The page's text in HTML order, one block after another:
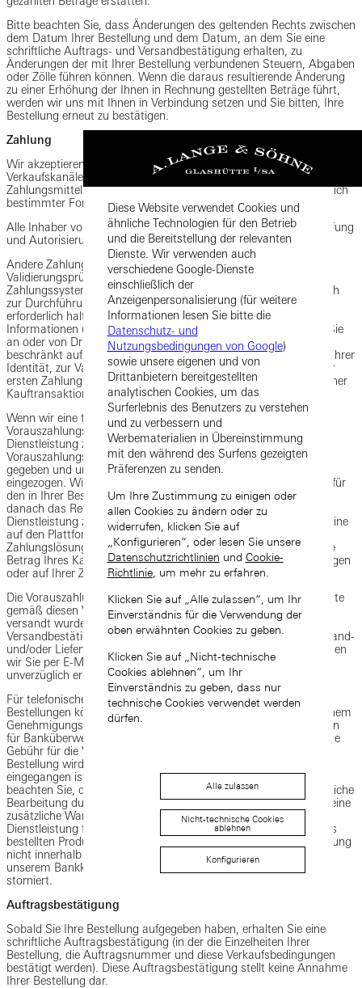
Bitte beachten Sie, dass Änderungen des geltenden Rechts zwischen
dem Datum Ihrer Bestellung und dem Datum, an dem Sie eine
schriftliche Auftrags- und Versandbestätigung erhalten, zu
Änderungen der mit Ihrer Bestellung verbundenen Steuern, Abgaben
oder Zölle führen können. Wenn die daraus resultierende Änderung
zu einer Erhöhung der Ihnen in Rechnung gestellten Beträge führt,
werden wir uns mit Ihnen in Verbindung setzen und Sie bitten, Ihre
Bestellung erneut zu bestätigen.
Zahlung
Wir akzeptieren die im Rahmen des Bestellvorgangs über die
Verkaufskanäle angegebenen Zahlungsarten. Je nach
Zahlungsmittel können wir zusätzliche Informationen, einschließlich
bestimmter Formen der Identifizierung, verlangen.
Alle Inhaber von Zahlungskarten unterliegen der Validierungsprüfung
und Autorisierung durch den Kartenaussteller.
Andere Zahlungsmethoden können ebenfalls einer
Validierungsprüfung und Autorisierung durch die Anbieter von
Zahlungssystemen unterliegen. Sie ermächtigen uns ausdrücklich
zur Durchführung von Sicherheitsprüfungen, wenn wir dies für
erforderlich halten, zur Übermittlung oder zum Erhalt von
Informationen (einschließlich aktualisierter Informationen) über Sie
an oder von Dritten von Zeit zu Zeit, einschließlich, aber nicht
beschränkt auf Ihre Zahlungskartendaten, zur Authentifizierung Ihrer
Identität, zur Validierung Ihrer Zahlungskarte, zur Einholung einer
ersten Zahlungskartenautorisierung und zur Autorisierung einzelner
Kauftransaktionen.
Wenn wir eine teilweise oder vollständige Vorauszahlung als
Vorauszahlungsmethode anbieten, um ein Produkt oder eine
Dienstleistung zu reservieren oder vorzubestellen, wird der
Vorauszahlungsbetrag schriftlich mit Ihrer Bestellung bekannt
gegeben und unmittelbar nach der Aufgabe Ihrer Bestellung
eingezogen. Wir reservieren Ihr Produkt oder Ihre Dienstleistung für
den in Ihrer Bestellung angegebenen Zeitraum und behalten uns
danach das Recht vor, das reservierte Produkt oder die
Dienstleistung zu verkaufen. Wenn Sie eine Zahlungskarte oder eine
auf den Plattformen angebotene Sofort- oder Frühbucher-
Zahlungslösung als Zahlungsmethode verwenden, kann der volle
Betrag Ihres Kaufs sofort nach Aufgabe Ihrer Bestellung eingezogen
oder auf Ihrer Zahlungsmethode gesperrt werden.
Die Vorauszahlung hat keinen Einfluss auf Ihre gesetzlichen Rechte
gemäß diesen Verkaufsbedingungen. Sobald Ihre Bestellung
versandt wurde, erhalten Sie eine E-Mail mit der Auftrags- und
Versandbestätigung. Wenn wir unseren unten aufgeführten Versand-
und/oder Lieferverpflichtungen nicht nachkommen können, werden
wir Sie per E-Mail benachrichtigen und Ihnen die Vorauszahlung
unverzüglich erstatten.
Für telefonische oder anderweitig direkt mit uns vereinbarte
Bestellungen können wir Banküberweisungen akzeptieren, die einem
Genehmigungsverfahren unterliegen. Wir erheben keine Gebühren
für Banküberweisungen: Einige Finanzinstitute können jedoch eine
Gebühr für die Verwendung einer Banküberweisung erheben. Die
Bestellung wird erst bearbeitet, wenn die Zahlung bei uns
eingegangen ist und von uns per E-Mail bestätigt wurde. Bitte
beachten Sie, dass Zahlungen per Banküberweisung eine zusätzliche
Bearbeitung durch unseren Ambassador erfordern und dass es eine
zusätzliche Wartezeit geben kann, bevor ein Produkt oder eine
Dienstleistung freigegeben werden kann, abhängig vom Wert des
bestellten Produkts oder der Dienstleistung. Wenn Ihre Überweisung
nicht innerhalb von sieben (7) Tagen nach Ihrer Bestellung auf
unserem Bankkonto gutgeschrieben wird, wird Ihre Bestellung
storniert.
Auftragsbestätigung
Sobald Sie Ihre Bestellung aufgegeben haben, erhalten Sie eine
schriftliche Auftragsbestätigung (in der die Einzelheiten Ihrer
Bestellung, die Auftragsnummer und diese Verkaufsbedingungen
bestätigt werden). Diese Auftragsbestätigung stellt keine Annahme
Ihrer Bestellung dar.
Diese Website verwendet Cookies und
ähnliche Technologien für den Betrieb
und die Bereitstellung der relevanten
Dienste. Wir verwenden auch
verschiedene Google-Dienste
einschließlich der
Anzeigenpersonalisierung (für weitere
Informationen lesen Sie bitte die
Datenschutz- und
Nutzungsbedingungen von Google)
sowie unsere eigenen und von
Drittanbietern bereitgestellten
analytischen Cookies, um das
Surferlebnis des Benutzers zu verstehen
und zu verbessern und
Werbematerialien in Übereinstimmung
mit den während des Surfens gezeigten
Präferenzen zu senden.
Um Ihre Zustimmung zu einigen oder
allen Cookies zu ändern oder zu
widerrufen, klicken Sie auf
„Konfigurieren“, oder lesen Sie unsere
Datenschutzrichtlinien und Cookie-
Richtlinie, um mehr zu erfahren.
Klicken Sie auf „Alle zulassen“, um Ihr
Einverständnis für die Verwendung der
oben erwähnten Cookies zu geben.
Klicken Sie auf „Nicht-technische
Cookies ablehnen“, um Ihr
Einverständnis zu geben, dass nur
technische Cookies verwendet werden
dürfen.
Alle zulassen
Nicht-technische Cookies
ablehnen
Konfigurieren